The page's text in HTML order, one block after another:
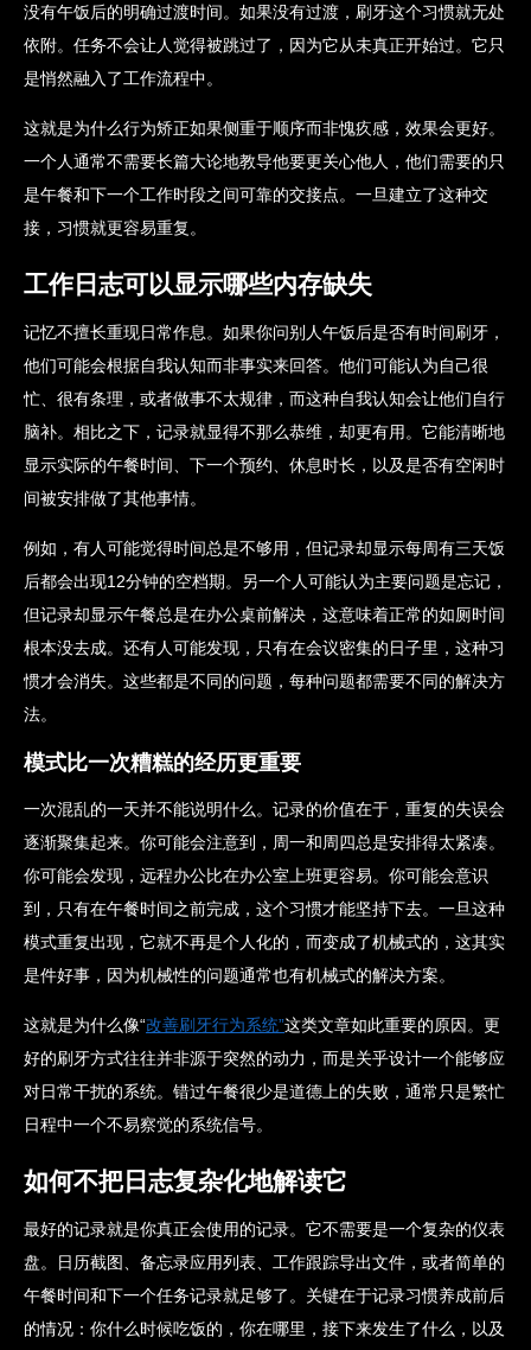
没有午饭后的明确过渡时间。如果没有过渡，刷牙这个习惯就无处
依附。任务不会让人觉得被跳过了，因为它从未真正开始过。它只
是悄然融入了工作流程中。
这就是为什么行为矫正如果侧重于顺序而非愧疚感，效果会更好。
一个人通常不需要长篇大论地教导他要更关心他人，他们需要的只
是午餐和下一个工作时段之间可靠的交接点。一旦建立了这种交
接，习惯就更容易重复。
工作日志可以显示哪些内存缺失
记忆不擅长重现日常作息。如果你问别人午饭后是否有时间刷牙，
他们可能会根据自我认知而非事实来回答。他们可能认为自己很
忙、很有条理，或者做事不太规律，而这种自我认知会让他们自行
脑补。相比之下，记录就显得不那么恭维，却更有用。它能清晰地
显示实际的午餐时间、下一个预约、休息时长，以及是否有空闲时
间被安排做了其他事情。
例如，有人可能觉得时间总是不够用，但记录却显示每周有三天饭
后都会出现12分钟的空档期。另一个人可能认为主要问题是忘记，
但记录却显示午餐总是在办公桌前解决，这意味着正常的如厕时间
根本没去成。还有人可能发现，只有在会议密集的日子里，这种习
惯才会消失。这些都是不同的问题，每种问题都需要不同的解决方
法。
模式比一次糟糕的经历更重要
一次混乱的一天并不能说明什么。记录的价值在于，重复的失误会
逐渐聚集起来。你可能会注意到，周一和周四总是安排得太紧凑。
你可能会发现，远程办公比在办公室上班更容易。你可能会意识
到，只有在午餐时间之前完成，这个习惯才能坚持下去。一旦这种
模式重复出现，它就不再是个人化的，而变成了机械式的，这其实
是件好事，因为机械性的问题通常也有机械式的解决方案。
这就是为什么像“改善刷牙行为系统”这类文章如此重要的原因。更
好的刷牙方式往往并非源于突然的动力，而是关乎设计一个能够应
对日常干扰的系统。错过午餐很少是道德上的失败，通常只是繁忙
日程中一个不易察觉的系统信号。
如何不把日志复杂化地解读它
最好的记录就是你真正会使用的记录。它不需要是一个复杂的仪表
盘。日历截图、备忘录应用列表、工作跟踪导出文件，或者简单的
午餐时间和下一个任务记录就足够了。关键在于记录习惯养成前后
的情况：你什么时候吃饭的，你在哪里，接下来发生了什么，以及